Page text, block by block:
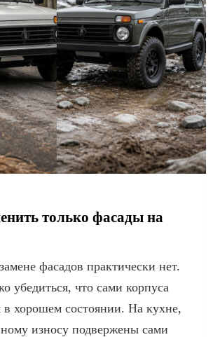
только фасады на
фасадов практически нет.
убедиться, что сами корпуса
в хорошем состоянии. На кухне,
износу подвержены сами